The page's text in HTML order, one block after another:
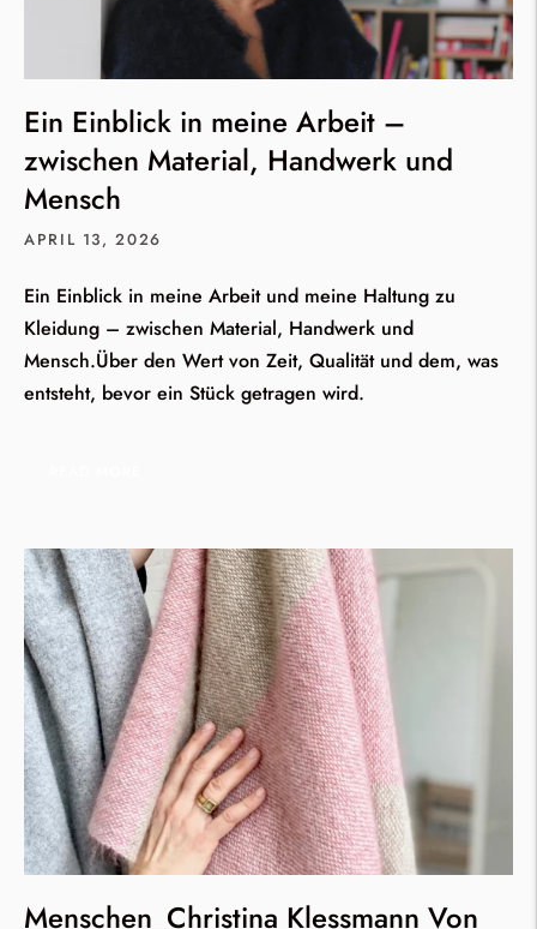
Ein Einblick in meine Arbeit –
zwischen Material, Handwerk und
Mensch
APRIL 13, 2026
Ein Einblick in meine Arbeit und meine Haltung zu
Kleidung – zwischen Material, Handwerk und
Mensch.Über den Wert von Zeit, Qualität und dem, was
entsteht, bevor ein Stück getragen wird.
Menschen_Christina Klessmann Von